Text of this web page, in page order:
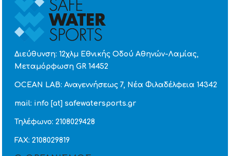
Διεύθυνση: 12χλμ Εθνικής Οδού Αθηνών-Λαμίας,
Μεταμόρφωση GR 14452
OCEAN LAB: Αναγεννήσεως 7, Νέα Φιλαδέλφεια 14342
mail: info [at] safewatersports.gr
Τηλέφωνο: 2108029428
FAX: 2108029819